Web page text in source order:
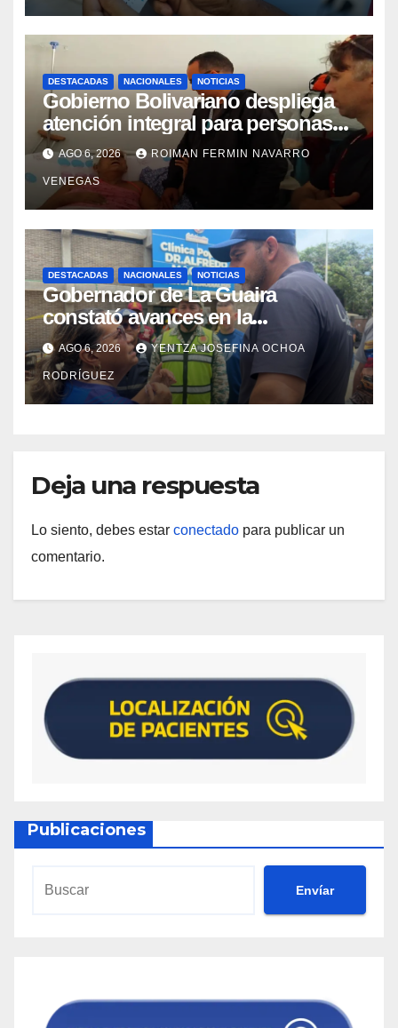
DESTACADAS NACIONALES NOTICIAS
Gobierno Bolivariano despliega
atención integral para personas
con discapacidad en
campamentos de La Guaira
AGO 6, 2026 ROIMAN FERMIN NAVARRO
VENEGAS
DESTACADAS NACIONALES NOTICIAS
Gobernador de La Guaira
constató avances en la
rehabilitación del Hospitalito de
Catia la Mar
AGO 6, 2026 YENTZA JOSEFINA OCHOA
RODRÍGUEZ
Deja una respuesta
Lo siento, debes estar conectado para publicar un
comentario.
Publicaciones
Envíar